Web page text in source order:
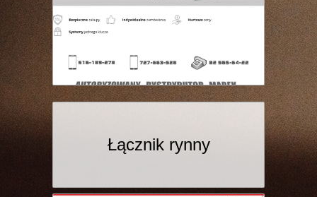
Łącznik rynny